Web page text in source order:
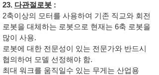
23. 다관절로봇 :
2축이상의 모터를 사용하여 기존 직교와 회전
로봇을 대체하는 로봇으로 현재는 6축 로봇을
많이 사용.
로봇에 대한 전문성이 있는 전문가와 반드시
협의하여 모델 선정해야 함.
최대 워크를 움직일수 있는 무게는 산업용